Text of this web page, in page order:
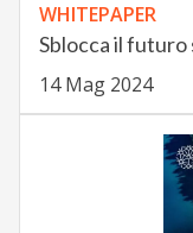
WHITEPAPER
Sblocca il futuro
14 Mag 2024